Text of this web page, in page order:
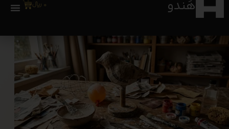
هَندو 0 ﷼